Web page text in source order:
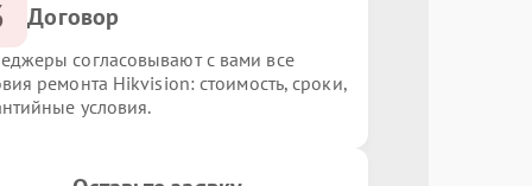
Договор
согласовывают с вами все
ремонта Hikvision: стоимость, сроки,
условия.